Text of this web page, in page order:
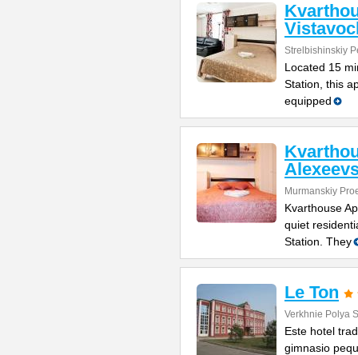
Strelbishinskiy
Located 15
Station, this
equipped
Murmanskiy
Kvarthouse
quiet
Station. They
Le Ton
Verkhnie Polya
Este hotel
gimnasio